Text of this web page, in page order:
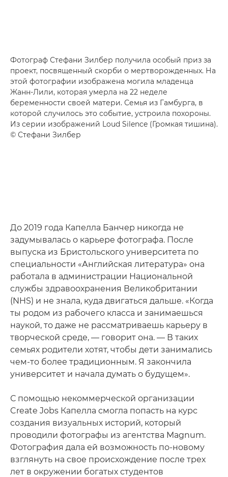
Фотограф Стефани Зилбер получила особый приз за
проект, посвященный скорби о мертворожденных. На
этой фотографии изображена могила младенца
Жанн-Лили, которая умерла на 22 неделе
беременности своей матери. Семья из Гамбурга, в
которой случилось это событие, устроила похороны.
Из серии изображений Loud Silence (Громкая тишина).
© Стефани Зилбер
До 2019 года Капелла Банчер никогда не
задумывалась о карьере фотографа. После
выпуска из Бристольского университета по
специальности «Английская литература» она
работала в администрации Национальной
службы здравоохранения Великобритании
(NHS) и не знала, куда двигаться дальше. «Когда
ты родом из рабочего класса и занимаешься
наукой, то даже не рассматриваешь карьеру в
творческой среде, — говорит она. — В таких
семьях родители хотят, чтобы дети занимались
чем-то более традиционным. Я закончила
университет и начала думать о будущем».
С помощью некоммерческой организации
Create Jobs Капелла смогла попасть на курс
создания визуальных историй, который
проводили фотографы из агентства Magnum.
Фотография дала ей возможность по-новому
взглянуть на свое происхождение после трех
лет в окружении богатых студентов